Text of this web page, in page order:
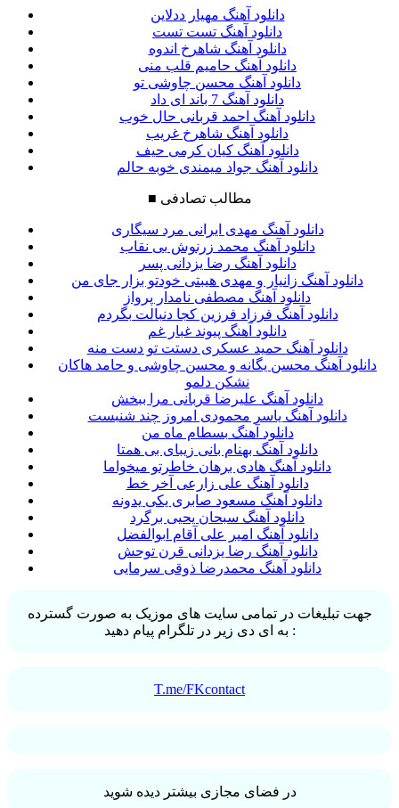
دانلود آهنگ مهیار ددلاین
دانلود آهنگ تست تست
دانلود آهنگ شاهرخ اندوه
دانلود آهنگ حامیم قلب منی
دانلود آهنگ محسن چاوشی تو
دانلود آهنگ 7 باند ای داد
دانلود آهنگ احمد قربانی حال خوب
دانلود آهنگ شاهرخ غریب
دانلود آهنگ کیان کرمی حیف
دانلود آهنگ جواد میمندی خوبه حالم
■ مطالب تصادفی
دانلود آهنگ مهدی ایرانی مرد سیگاری
دانلود آهنگ محمد زرنوش بی نقاب
دانلود آهنگ رضا یزدانی پسر
دانلود آهنگ زانیار و مهدی هیبتی خودتو بزار جای من
دانلود آهنگ مصطفی نامدار پرواز
دانلود آهنگ فرزاد فرزین کجا دنبالت بگردم
دانلود آهنگ پیوند غبار غم
دانلود آهنگ حمید عسکری دستت تو دست منه
دانلود آهنگ محسن یگانه و محسن چاوشی و حامد هاکان
نشکن دلمو
دانلود آهنگ علیرضا قربانی مرا ببخش
دانلود آهنگ یاسر محمودی امروز چند شنبست
دانلود آهنگ بسطام ماه من
دانلود آهنگ بهنام بانی زیبای بی همتا
دانلود آهنگ هادی برهان خاطرتو میخواما
دانلود آهنگ علی زارعی آخر خط
دانلود آهنگ مسعود صابری یکی یدونه
دانلود آهنگ سبحان یحیی برگرد
دانلود آهنگ امیر علی آقام ابوالفضل
دانلود آهنگ رضا یزدانی قرن توحش
دانلود آهنگ محمدرضا ذوقی سرمایی
جهت تبلیغات در تمامی سایت های موزیک به صورت گسترده
به ای دی زیر در تلگرام پیام دهید :
T.me/FKcontact
در فضای مجازی بیشتر دیده شوید